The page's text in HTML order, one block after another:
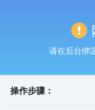
请在后台绑
操作步骤：